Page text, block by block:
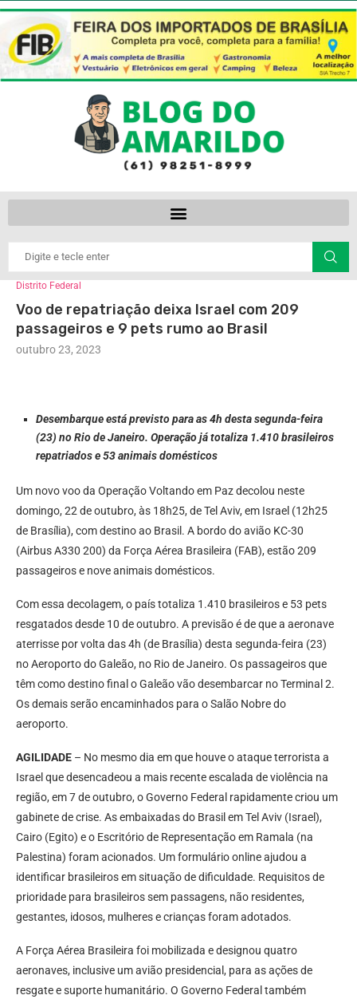
Distrito Federal
Voo de repatriação deixa Israel com 209
passageiros e 9 pets rumo ao Brasil
outubro 23, 2023
Desembarque está previsto para as 4h desta segunda-feira
(23) no Rio de Janeiro. Operação já totaliza 1.410 brasileiros
repatriados e 53 animais domésticos
Um novo voo da Operação Voltando em Paz decolou neste
domingo, 22 de outubro, às 18h25, de Tel Aviv, em Israel (12h25
de Brasília), com destino ao Brasil. A bordo do avião KC-30
(Airbus A330 200) da Força Aérea Brasileira (FAB), estão 209
passageiros e nove animais domésticos.
Com essa decolagem, o país totaliza 1.410 brasileiros e 53 pets
resgatados desde 10 de outubro. A previsão é de que a aeronave
aterrisse por volta das 4h (de Brasília) desta segunda-feira (23)
no Aeroporto do Galeão, no Rio de Janeiro. Os passageiros que
têm como destino final o Galeão vão desembarcar no Terminal 2.
Os demais serão encaminhados para o Salão Nobre do
aeroporto.
AGILIDADE – No mesmo dia em que houve o ataque terrorista a
Israel que desencadeou a mais recente escalada de violência na
região, em 7 de outubro, o Governo Federal rapidamente criou um
gabinete de crise. As embaixadas do Brasil em Tel Aviv (Israel),
Cairo (Egito) e o Escritório de Representação em Ramala (na
Palestina) foram acionados. Um formulário online ajudou a
identificar brasileiros em situação de dificuldade. Requisitos de
prioridade para brasileiros sem passagens, não residentes,
gestantes, idosos, mulheres e crianças foram adotados.
A Força Aérea Brasileira foi mobilizada e designou quatro
aeronaves, inclusive um avião presidencial, para as ações de
resgate e suporte humanitário. O Governo Federal também